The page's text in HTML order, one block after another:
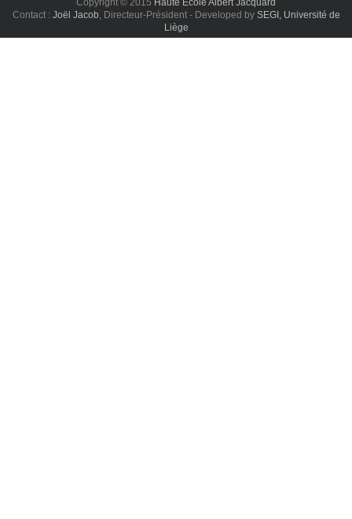
Copyright © 2015 Haute École Albert Jacquard
Contact : Joël Jacob, Directeur-Président - Developed by SEGI, Université de
Liège